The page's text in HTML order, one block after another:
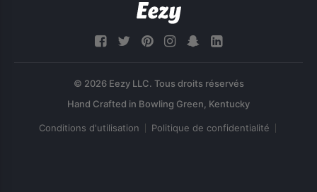
© 2026 Eezy LLC. Tous droits réservés
Conditions d'utilisation Politique de confidentialité